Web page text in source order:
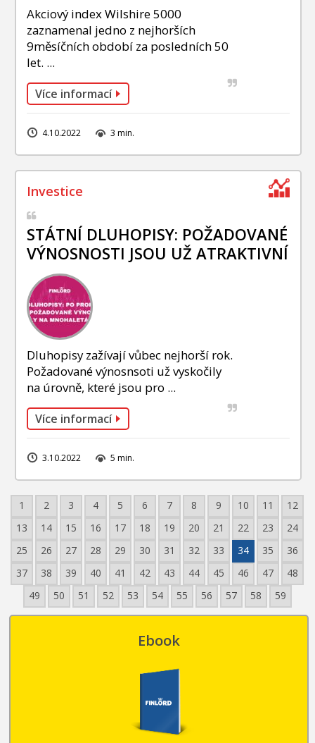
Akciový index Wilshire 5000
zaznamenal jedno z nejhorších
9měsíčních období za posledních 50
let. ...
Více informací
4.10.2022 3 min.
STÁTNÍ DLUHOPISY: POŽADOVANÉ
VÝNOSNOSTI JSOU UŽ ATRAKTIVNÍ
Dluhopisy zažívají vůbec nejhorší rok.
Požadované výnosnsoti už vyskočily
na úrovně, které jsou pro ...
Více informací
3.10.2022 5 min.
1 2 3 4 5 6 7 8 9 10 11
12
13
14 15 16 17 18 19 20 21 22 23
24
25
26 27 28 29 30 31 32 33 34 35
36
37
38 39 40 41 42 43 44 45 46 47
48
49
50 51 52 53 54 55 56 57 58 59
Ebook